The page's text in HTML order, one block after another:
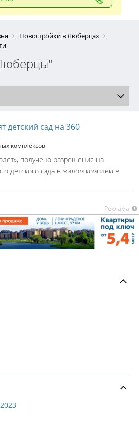
Новостройки в Люберцах
детский сад на 360
комплексов
получено разрешение на
детского сада в жилом комплексе
Реклама
2023